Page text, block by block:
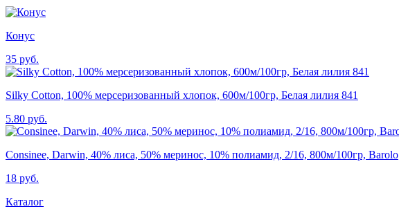
Конус
35 руб.
Silky Cotton, 100% мерсеризованный хлопок, 600м/100гр, Белая лилия 841
5.80 руб.
Consinee, Darwin, 40% лиса, 50% меринос, 10% полиамид, 2/16, 800м/100гр, Barolo
18 руб.
Каталог